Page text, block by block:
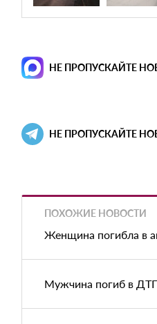
НЕ ПРОПУСКАЙТЕ
НЕ ПРОПУСКАЙТЕ
ПОХОЖИЕ НОВОСТИ
Женщина погибла в
Мужчина погиб в ДТП